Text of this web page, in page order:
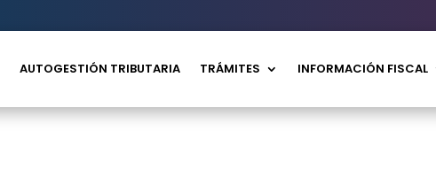
AUTOGESTIÓN TRIBUTARIA TRÁMITES INFORMACIÓN FISCAL